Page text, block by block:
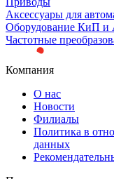
Аксессуары для
Оборудование КиП и
Частотные
Компания
О нас
Новости
Филиалы
Политика в
данных